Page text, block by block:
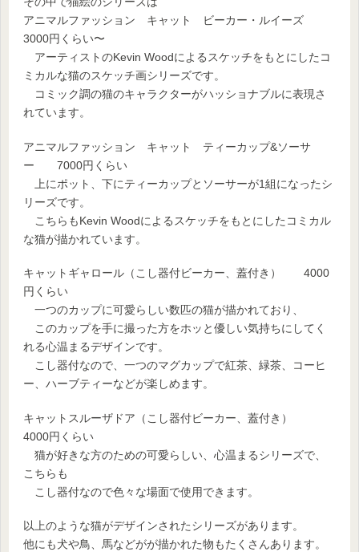
アニマルファッション キャット ビーカー・ルイーズ
3000円くらい〜
アーティストのKevin Woodによるスケッチをもとにしたコ
ミカルな猫のスケッチ画シリーズです。
コミック調の猫のキャラクターがハッショナブルに表現さ
れています。
アニマルファッション キャット ティーカップ&ソーサ
ー 7000円くらい
上にポット、下にティーカップとソーサーが1組になったシ
リーズです。
こちらもKevin Woodによるスケッチをもとにしたコミカル
な猫が描かれています。
キャットギャロール（こし器付ビーカー、蓋付き） 4000
円くらい
一つのカップに可愛らしい数匹の猫が描かれており、
このカップを手に撮った方をホッと優しい気持ちにしてく
れる心温まるデザインです。
こし器付なので、一つのマグカップで紅茶、緑茶、コーヒ
ー、ハーブティーなどが楽しめます。
キャットスルーザドア（こし器付ビーカー、蓋付き）
4000円くらい
猫が好きな方のための可愛らしい、心温まるシリーズで、
こちらも
こし器付なので色々な場面で使用できます。
以上のような猫がデザインされたシリーズがあります。
他にも犬や鳥、馬などがが描かれた物もたくさんあります。